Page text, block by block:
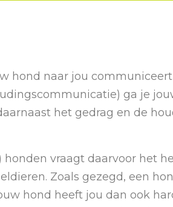
hond naar jou
ga je
het gedrag en de
vraagt daarvoor het
Zoals gezegd, een
hond heeft jou dan ook